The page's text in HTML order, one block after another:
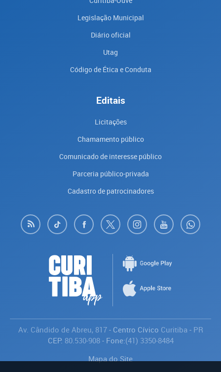
Legislação Municipal
Diário oficial
Utag
Código de Ética e Conduta
Editais
Licitações
Chamamento público
Comunicado de interesse público
Parceria público-privada
Cadastro de patrocinadores
Av. Cândido de Abreu, 817- Centro Cívico Curitiba- PR
CEP: 80.530-908- Fone:(41) 3350-8484
Mapa do Site